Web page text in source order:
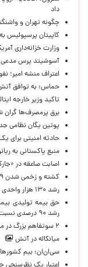
داد
چگونه تهران و
کاپیتان پرسپولیس
وزارت خزانه‌داری
آسوشیتد پرس مدعی
اعتراف منشه امیر؛
حماس: به توافق
تاکید وزیر خارجه
برق پرمصرف‌ها گران
پوتین یگان نظامی
حادثه امنیتی
منبع پاکستانی به
اصابت صاعقه در «جارکند» هند ۱۴
کشته و زخمی شدن ۹ سرباز صهیونیست در جنوب لبنان
رشد ۱۳۰ هزار واحدی بورس
رشد ۹۰ درصدی نسبت به مدت مشابه سال گذشته
۲ سوتفاهم بزرگ در مورد رویکرد ترامپ به ایران
میانکاله در آتش
سی‌ان‌ان: بیم